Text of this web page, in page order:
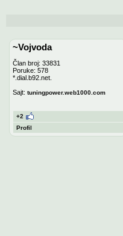
~Vojvoda
Član broj: 33831
Poruke: 578
*.dial.b92.net.
Sajt: tuningpower.web1000.com
+2
Profil